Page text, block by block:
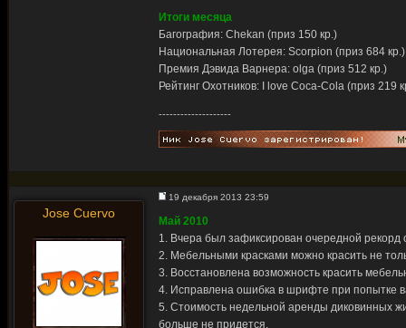
Итоги месяца
Багография: Chekan (приз 150 кр.)
Национальная Лотерея: Scorpion (приз 684 кр.)
Премия Дэвида Варнера: olga (приз 512 кр.)
Рейтинг Охотников: I love Coca-Cola (приз 219
--------------------
Jose Cuervo
19 декабря 2013 23:59
Май 2010
1. Вчера был зафиксирован очередной рекорд
2. Мебельными красками можно красить не
3. Восстановлена возможность красить
4. Исправлена ошибка в шрифте при попытке
5. Стоимость недельной аренды диковинных
больше не придется.